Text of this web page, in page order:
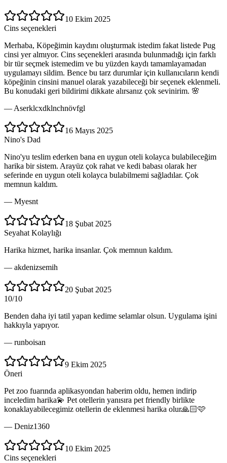
10 Ekim 2025
Cins seçenekleri
Merhaba, Köpeğimin kaydını oluşturmak istedim fakat listede Pug
cinsi yer almıyor. Cins seçenekleri arasında bulunmadığı için farklı
bir tür seçmek istemedim ve bu yüzden kaydı tamamlayamadan
uygulamayı sildim. Bence bu tarz durumlar için kullanıcıların kendi
köpeğinin cinsini manuel olarak yazabileceği bir seçenek eklenmeli.
Bu konudaki geri bildirimi dikkate alırsanız çok sevinirim. 🌸
— Aserklcxdklnchnövfgl
16 Mayıs 2025
Nino's Dad
Nino'yu teslim ederken bana en uygun oteli kolayca bulabileceğim
harika bir sistem. Arayüz çok rahat ve kedi babası olarak her
seferinde en uygun oteli kolayca bulabilmemi sağladılar. Çok
memnun kaldım.
— Myesnt
18 Şubat 2025
Seyahat Kolaylığı
Harika hizmet, harika insanlar. Çok memnun kaldım.
— akdenizsemih
20 Şubat 2025
10/10
Benden daha iyi tatil yapan kedime selamlar olsun. Uygulama işini
hakkıyla yapıyor.
— runboisan
9 Ekim 2025
Öneri
Pet zoo fuarında aplikasyondan haberim oldu, hemen indirip
inceledim harika💫 Pet otellerin yanısıra pet friendly birlikte
konaklayabilecegimiz otellerin de eklenmesi harika olur🙏🏻🩷
— Deniz1360
10 Ekim 2025
Cins seçenekleri